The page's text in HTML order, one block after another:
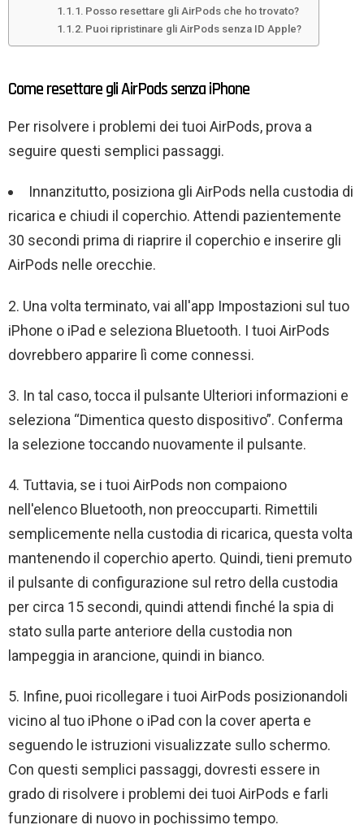
Posso resettare gli AirPods che ho trovato?
Puoi ripristinare gli AirPods senza ID Apple?
Come resettare gli AirPods senza iPhone
Per risolvere i problemi dei tuoi AirPods, prova a
seguire questi semplici passaggi.
Innanzitutto, posiziona gli AirPods nella custodia di
ricarica e chiudi il coperchio. Attendi pazientemente
30 secondi prima di riaprire il coperchio e inserire gli
AirPods nelle orecchie.
2. Una volta terminato, vai all'app Impostazioni sul tuo
iPhone o iPad e seleziona Bluetooth. I tuoi AirPods
dovrebbero apparire lì come connessi.
3. In tal caso, tocca il pulsante Ulteriori informazioni e
seleziona “Dimentica questo dispositivo”. Conferma
la selezione toccando nuovamente il pulsante.
4. Tuttavia, se i tuoi AirPods non compaiono
nell'elenco Bluetooth, non preoccuparti. Rimettili
semplicemente nella custodia di ricarica, questa volta
mantenendo il coperchio aperto. Quindi, tieni premuto
il pulsante di configurazione sul retro della custodia
per circa 15 secondi, quindi attendi finché la spia di
stato sulla parte anteriore della custodia non
lampeggia in arancione, quindi in bianco.
5. Infine, puoi ricollegare i tuoi AirPods posizionandoli
vicino al tuo iPhone o iPad con la cover aperta e
seguendo le istruzioni visualizzate sullo schermo.
Con questi semplici passaggi, dovresti essere in
grado di risolvere i problemi dei tuoi AirPods e farli
funzionare di nuovo in pochissimo tempo.